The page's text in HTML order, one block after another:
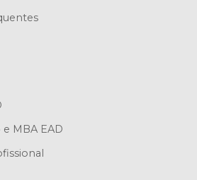
e MBA EAD